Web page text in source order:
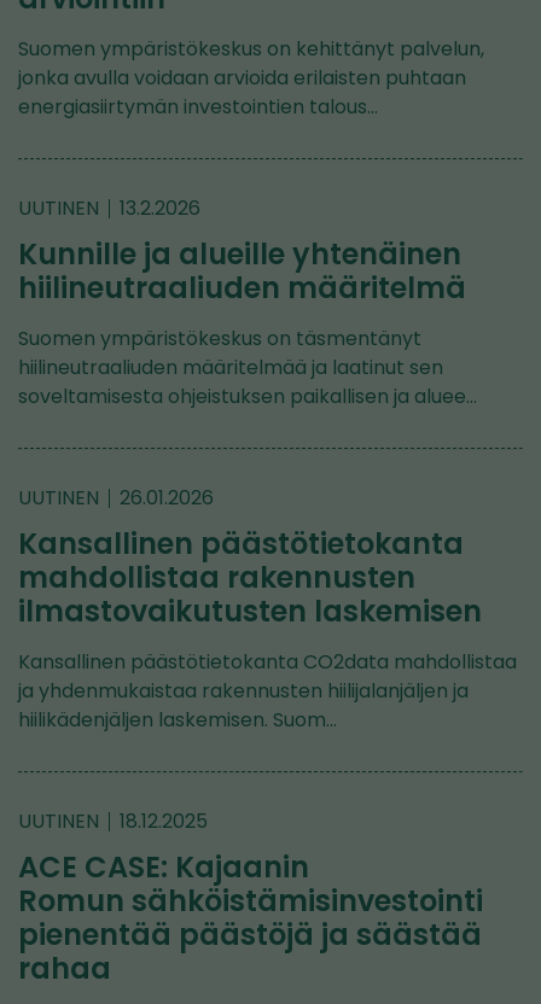
Suomen ympäristökeskus on kehittänyt palvelun,
jonka avulla voidaan arvioida erilaisten puhtaan
energiasiirtymän investointien talous…
UUTINEN 13.2.2026
Kunnille ja alueille yhtenäinen
hiilineutraaliuden määritelmä
Suomen ympäristökeskus on täsmentänyt
hiilineutraaliuden määritelmää ja laatinut sen
soveltamisesta ohjeistuksen paikallisen ja aluee…
UUTINEN 26.01.2026
Kansallinen päästötietokanta
mahdollistaa rakennusten
ilmastovaikutusten laskemisen
Kansallinen päästötietokanta CO2data mahdollistaa
ja yhdenmukaistaa rakennusten hiilijalanjäljen ja
hiilikädenjäljen laskemisen. Suom…
UUTINEN 18.12.2025
ACE CASE: Kajaanin
Romun sähköistämisinvestointi
pienentää päästöjä ja säästää
rahaa